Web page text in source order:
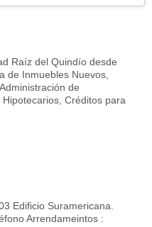
Raíz del Quindío desde
de Inmuebles Nuevos,
de
Créditos para
Edificio Suramericana.
Arrendameintos :